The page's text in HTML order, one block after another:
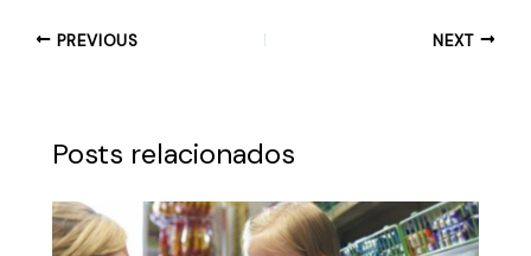
PREVIOUS NEXT
Posts relacionados